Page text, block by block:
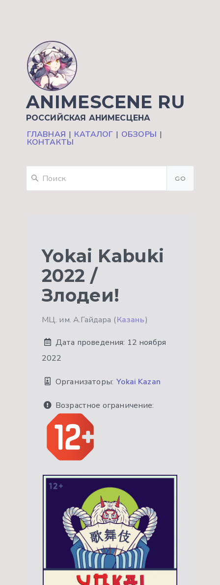
ANIMESCENE RU
РОССИЙСКАЯ АНИМЕСЦЕНА
ГЛАВНАЯ | КАТАЛОГ | ОБЗОРЫ |
КОНТАКТЫ
GO
Yokai Kabuki
2022 /
Злодеи!
МЦ. им. А.Гайдара (Казань)
Дата проведения: 12 ноября
2022
Организаторы: Yokai Kazan
Возрастное ограничение: